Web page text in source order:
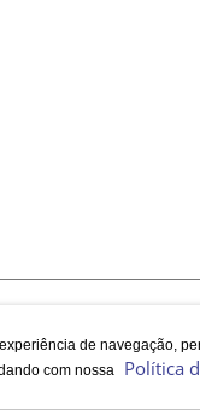
de navegação,
com nossa
Política